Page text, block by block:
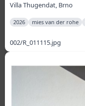
Villa Thugendat, Brno
2026 mies van der rohe
002/R_011115.jpg